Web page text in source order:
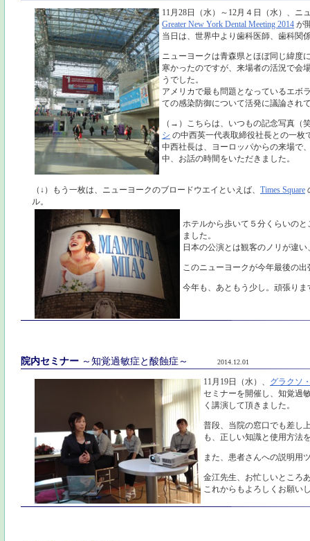
11月28日（水）～12月４日（水）、ニ
Greater New York Dental Meeting 2014 が
当日は、世界中より歯科医師、歯科関
ニューヨークは青森県とほぼ同じ緯度
寒かったのですが、来場者の活況で会
うでした。
アメリカで最も問題となっているエボ
ての感染防御について活発に議論され
（→）こちらは、いつもの記念写真（
シ の中西英一代表取締役社長との一枚
中西社長は、ヨーロッパからの来場で
中、お話の時間をいただきました。
（↓）もう一枚は、ニューヨークのブロードウエイといえば、 Times Square
ル。
ホテルから歩いて５分くらいの
ました。
日本の公演とは観客のノリが違
このニューヨークが今年最後の出
今年も、あともう少し。頑張りま
院内セミナー ～知覚過敏症と酸蝕症～ 2014.12.01
11月19日（水）、 グラクソ
セミナーを開催し、知覚過
く講演して頂きました。
普段、当院の窓口でも差し
も、正しい知識と使用方法
また、患者さんへの説明用
金江先生、お忙しいところ
これからもよろしくお願い